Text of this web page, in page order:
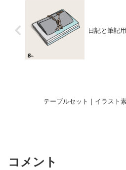
日記と筆記
テーブルセット｜イラスト
コメント